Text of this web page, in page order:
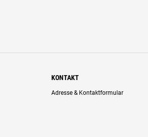
KONTAKT
Adresse & Kontaktformular